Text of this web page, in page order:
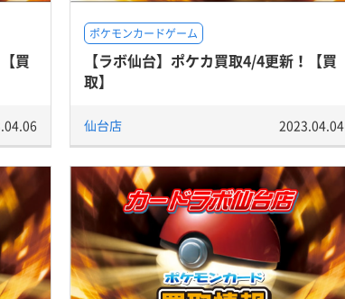
買
ポケモンカードゲーム
【ラボ仙台】ポケカ買取4/4更新！【買
取】
仙台店 2023.04.04